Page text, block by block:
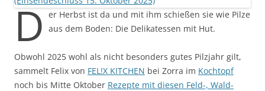
D er Herbst ist da und mit ihm schießen sie wie Pilze
aus dem Boden: Die Delikatessen mit Hut.
Obwohl 2025 wohl als nicht besonders gutes Pilzjahr gilt,
sammelt Felix von FEL!X KITCHEN bei Zorra im Kochtopf
noch bis Mitte Oktober Rezepte mit diesen Feld-, Wald-